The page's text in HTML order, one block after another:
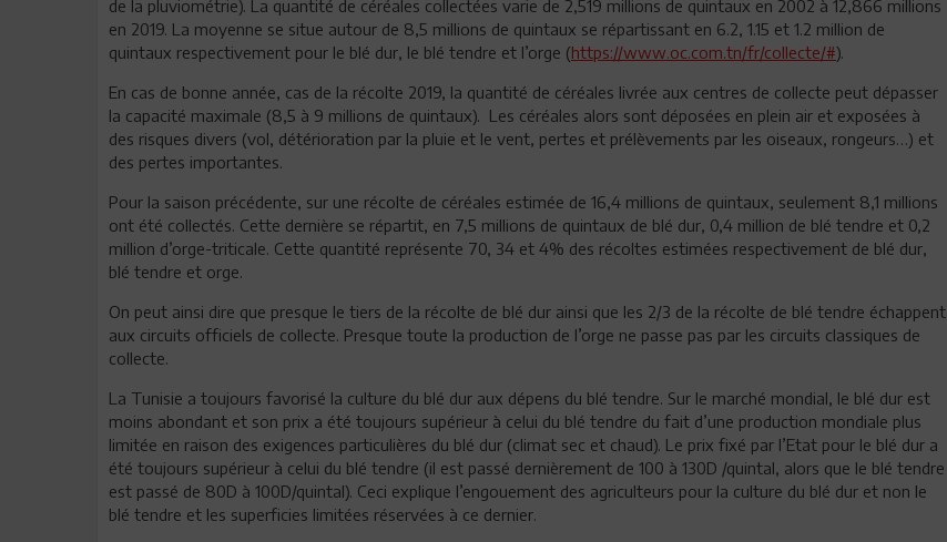
de la pluviométrie). La quantité de céréales collectées varie de 2,519 millions de quintaux en 2002 à 12,866 millions
en 2019. La moyenne se situe autour de 8,5 millions de quintaux se répartissant en 6.2, 1.15 et 1.2 million de
quintaux respectivement pour le blé dur, le blé tendre et l’orge (https://www.oc.com.tn/fr/collecte/#).
En cas de bonne année, cas de la récolte 2019, la quantité de céréales livrée aux centres de collecte peut dépasser
la capacité maximale (8,5 à 9 millions de quintaux). Les céréales alors sont déposées en plein air et exposées à
des risques divers (vol, détérioration par la pluie et le vent, pertes et prélèvements par les oiseaux, rongeurs…) et
des pertes importantes.
Pour la saison précédente, sur une récolte de céréales estimée de 16,4 millions de quintaux, seulement 8,1 millions
ont été collectés. Cette dernière se répartit, en 7,5 millions de quintaux de blé dur, 0,4 million de blé tendre et 0,2
million d’orge-triticale. Cette quantité représente 70, 34 et 4% des récoltes estimées respectivement de blé dur,
blé tendre et orge.
On peut ainsi dire que presque le tiers de la récolte de blé dur ainsi que les 2/3 de la récolte de blé tendre échappent
aux circuits officiels de collecte. Presque toute la production de l’orge ne passe pas par les circuits classiques de
collecte.
La Tunisie a toujours favorisé la culture du blé dur aux dépens du blé tendre. Sur le marché mondial, le blé dur est
moins abondant et son prix a été toujours supérieur à celui du blé tendre du fait d’une production mondiale plus
limitée en raison des exigences particulières du blé dur (climat sec et chaud). Le prix fixé par l’Etat pour le blé dur a
été toujours supérieur à celui du blé tendre (il est passé dernièrement de 100 à 130D /quintal, alors que le blé tendre
est passé de 80D à 100D/quintal). Ceci explique l’engouement des agriculteurs pour la culture du blé dur et non le
blé tendre et les superficies limitées réservées à ce dernier.